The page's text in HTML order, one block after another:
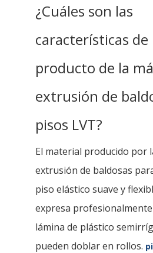
¿Cuáles son las
características de
producto de la
extrusión de
pisos LVT?
El material producido por
extrusión de baldosas
piso elástico suave y
expresa
lámina de plástico
pueden doblar en rollos.